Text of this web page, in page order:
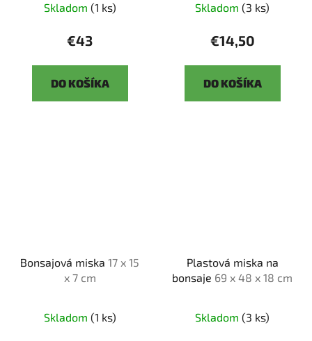
Skladom (1 ks)
€43
DO KOŠÍKA
Skladom (3 ks)
€14,50
DO KOŠÍKA
Bonsajová miska 17 x 15
x 7 cm
Skladom (1 ks)
Plastová miska na
bonsaje 69 x 48 x 18 cm
Skladom (3 ks)